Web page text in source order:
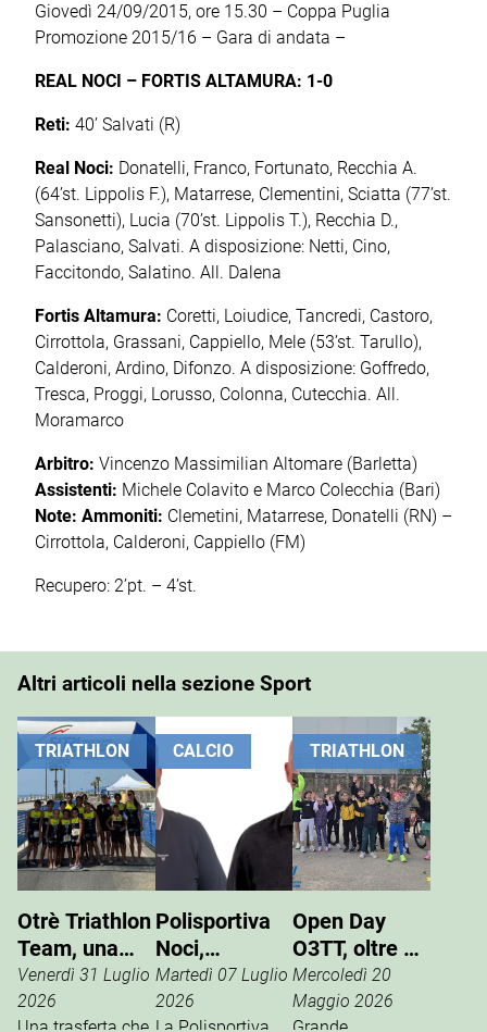
Giovedì 24/09/2015, ore 15.30 – Coppa Puglia
Promozione 2015/16 – Gara di andata –
REAL NOCI – FORTIS ALTAMURA: 1-0
Reti: 40’ Salvati (R)
Real Noci: Donatelli, Franco, Fortunato, Recchia A.
(64’st. Lippolis F.), Matarrese, Clementini, Sciatta (77’st.
Sansonetti), Lucia (70’st. Lippolis T.), Recchia D.,
Palasciano, Salvati. A disposizione: Netti, Cino,
Faccitondo, Salatino. All. Dalena
Fortis Altamura: Coretti, Loiudice, Tancredi, Castoro,
Cirrottola, Grassani, Cappiello, Mele (53’st. Tarullo),
Calderoni, Ardino, Difonzo. A disposizione: Goffredo,
Tresca, Proggi, Lorusso, Colonna, Cutecchia. All.
Moramarco
Arbitro: Vincenzo Massimilian Altomare (Barletta)
Assistenti: Michele Colavito e Marco Colecchia (Bari)
Note: Ammoniti: Clemetini, Matarrese, Donatelli (RN) –
Cirrottola, Calderoni, Cappiello (FM)
Recupero: 2’pt. – 4’st.
Altri articoli nella sezione Sport
TRIATHLON
Otrè Triathlon
Team, una
giornata di
sport, tifo e
Venerdì 31 Luglio
2026
Una trasferta che
CALCIO
Polisportiva
Noci,
Giuseppe
Pinto nuovo
Martedì 07 Luglio
2026
La Polisportiva
TRIATHLON
Open Day
O3TT, oltre 50
bambini al
Foro Boario
Mercoledì 20
Maggio 2026
Grande